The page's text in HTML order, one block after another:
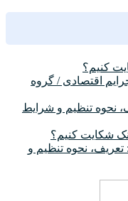
کنیم؟
اقتصادی / گروه
نحوه تنظیم و شرایط
شکایت کنیم؟
نحوه تنظیم و